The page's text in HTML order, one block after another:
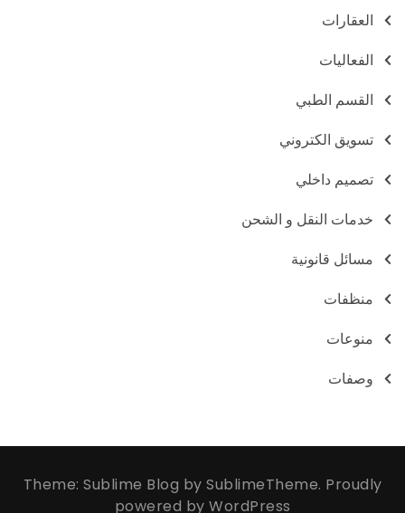
العقارات
الفعاليات
القسم الطبي
تسويق الكتروني
تصميم داخلي
خدمات النقل و الشحن
مسائل قانونية
منظفات
منوعات
وصفات
Theme: Sublime Blog by SublimeTheme. Proudly
powered by WordPress